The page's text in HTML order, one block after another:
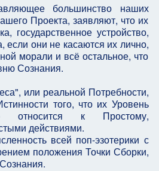
большинство наших
Проекта, заявляют, что их
государственное устройство,
они не касаются их лично,
морали и всё остальное, что
Сознания.
или реальной Потребности,
того, что их Уровень
относится к Простому,
действиями.
всей поп-эзотерики с
положения Точки Сборки,